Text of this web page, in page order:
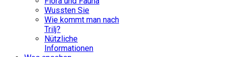
Wussten Sie
Wie kommt man nach
Trilj?
Nützliche
Informationen